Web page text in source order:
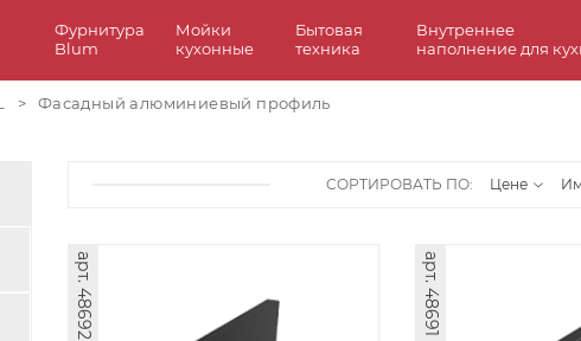
Фурнитура
Blum
Мойки
кухонные
Бытовая
техника
Внутреннее
наполнение для
> Фасадный алюминиевый профиль
СОРТИРОВАТЬ ПО: Цене
арт. 48692 арт. 48691